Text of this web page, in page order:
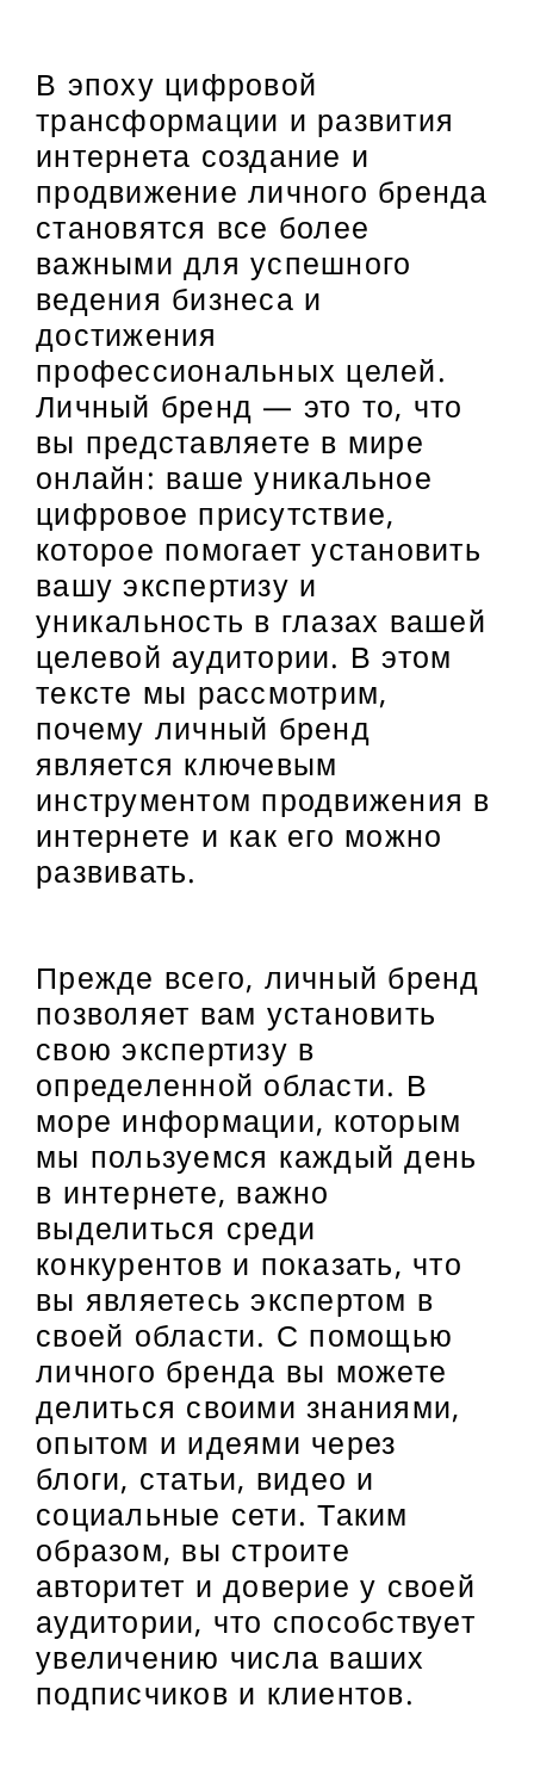
В эпоху цифровой
трансформации и развития
интернета создание и
продвижение личного бренда
становятся все более
важными для успешного
ведения бизнеса и
достижения
профессиональных целей.
Личный бренд — это то, что
вы представляете в мире
онлайн: ваше уникальное
цифровое присутствие,
которое помогает установить
вашу экспертизу и
уникальность в глазах вашей
целевой аудитории. В этом
тексте мы рассмотрим,
почему личный бренд
является ключевым
инструментом продвижения в
интернете и как его можно
развивать.
Прежде всего, личный бренд
позволяет вам установить
свою экспертизу в
определенной области. В
море информации, которым
мы пользуемся каждый день
в интернете, важно
выделиться среди
конкурентов и показать, что
вы являетесь экспертом в
своей области. С помощью
личного бренда вы можете
делиться своими знаниями,
опытом и идеями через
блоги, статьи, видео и
социальные сети. Таким
образом, вы строите
авторитет и доверие у своей
аудитории, что способствует
увеличению числа ваших
подписчиков и клиентов.